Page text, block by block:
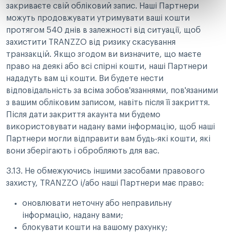
закриваєте свій обліковий запис. Наші Партнери
можуть продовжувати утримувати ваші кошти
протягом 540 днів в залежності від ситуації, щоб
захистити TRANZZO від ризику скасування
транзакцій. Якщо згодом ви визначите, що маєте
право на деякі або всі спірні кошти, наші Партнери
нададуть вам ці кошти. Ви будете нести
відповідальність за всіма зобов'язаннями, пов'язаними
з вашим обліковим записом, навіть після її закриття.
Після дати закриття акаунта ми будемо
використовувати надану вами інформацію, щоб наші
Партнери могли відправити вам будь-які кошти, які
вони зберігають і обробляють для вас.
3.13. Не обмежуючись іншими засобами правового
захисту, TRANZZO і/або наші Партнери має право:
оновлювати неточну або неправильну
інформацію, надану вами;
блокувати кошти на вашому рахунку;